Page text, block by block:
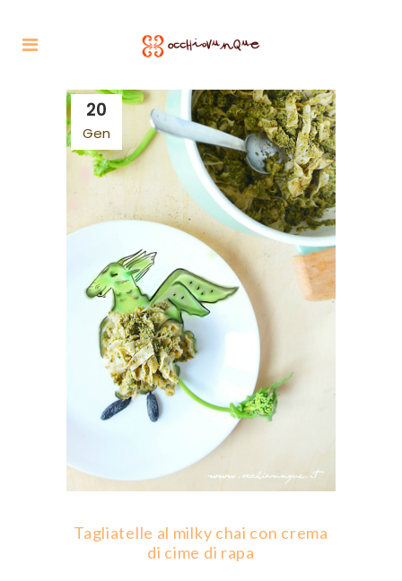
20
Gen
Tagliatelle al milky chai con crema
di cime di rapa